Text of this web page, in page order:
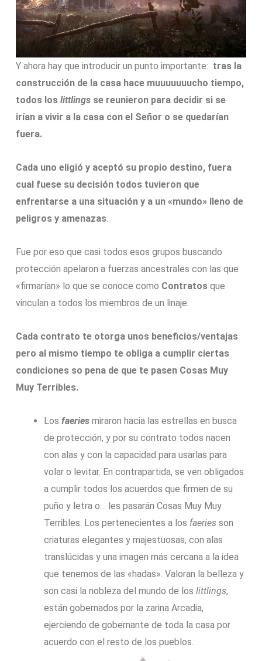
Y ahora hay que introducir un punto importante: tras la
construcción de la casa hace muuuuuuucho tiempo,
todos loslittlings se reunieron para decidir si se
irían a vivir a la casa con el Señor o se quedarían
fuera.
Cada uno eligió y aceptó su propio destino, fuera
cual fuese su decisión todos tuvieron que
enfrentarse a una situación y a un «mundo» lleno de
peligros y amenazas.
Fue por eso que casi todos esos grupos buscando
protección apelaron a fuerzas ancestrales con las que
«firmarían» lo que se conoce como Contratos que
vinculan a todos los miembros de un linaje.
Cada contrato te otorga unos beneficios/ventajas
pero al mismo tiempo te obliga a cumplir ciertas
condiciones so pena de que te pasen Cosas Muy
Muy Terribles.
Losfaeries miraron hacia las estrellas en busca
de protección, y por su contrato todos nacen
con alas y con la capacidad para usarlas para
volar o levitar. En contrapartida, se ven obligados
a cumplir todos los acuerdos que firmen de su
puño y letra o… les pasarán Cosas Muy Muy
Terribles. Los pertenecientes a los faeries son
criaturas elegantes y majestuosas, con alas
translúcidas y una imagen más cercana a la idea
que tenemos de las «hadas». Valoran la belleza y
son casi la nobleza del mundo de loslittlings,
están gobernados por la zarina Arcadia,
ejerciendo de gobernante de toda la casa por
acuerdo con el resto de los pueblos.